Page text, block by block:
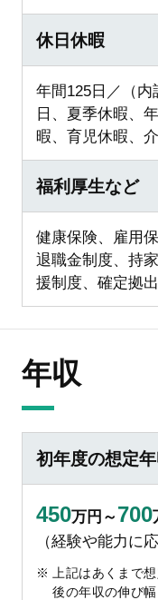
休日休暇
年間125日／（
日、夏季休暇、
暇、育児休暇、
福利厚生など
健康保険、雇用
退職金制度、持
援制度、確定拠
年収
初年度の想定年
450万円～ 700
（経験や能力に
上記はあくまで
後の年収の伸び